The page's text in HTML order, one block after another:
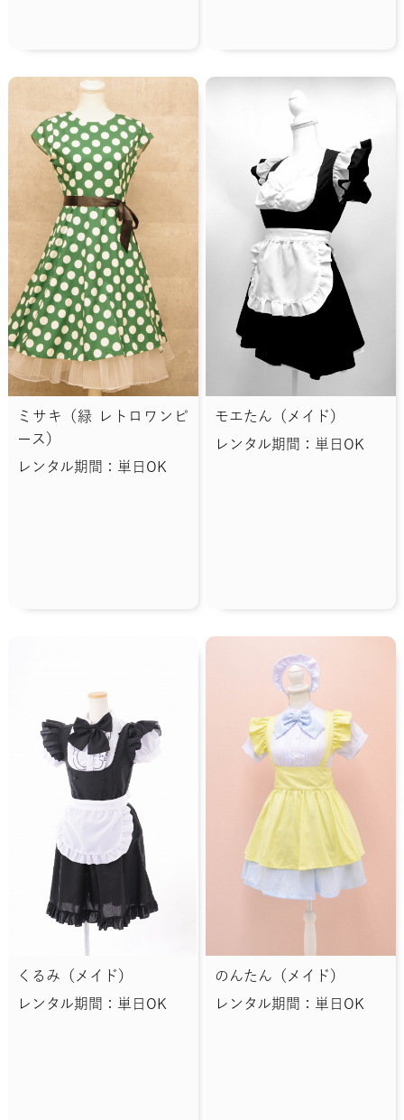
ミサキ（緑 レトロワンピ
ース）
レンタル期間：単日OK
モエたん（メイド）
レンタル期間：単日OK
くるみ（メイド）
レンタル期間：単日OK
のんたん（メイド）
レンタル期間：単日OK